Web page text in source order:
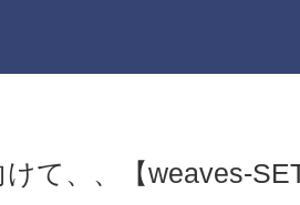
て、、【weaves-